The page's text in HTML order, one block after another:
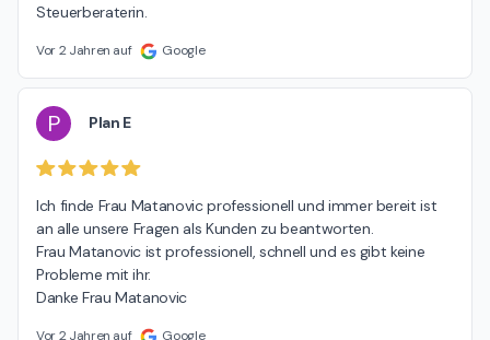
Steuerberaterin.
Vor 2 Jahren auf Google
P Plan E
Ich finde Frau Matanovic professionell und immer bereit ist
an alle unsere Fragen als Kunden zu beantworten.
Frau Matanovic ist professionell, schnell und es gibt keine
Probleme mit ihr.
Danke Frau Matanovic
Vor 2 Jahren auf Google